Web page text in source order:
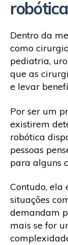
Dentro da
como
pediatria,
que as
e levar
Por ser um
existirem
robótica
pessoas
para alguns
Contudo, ela
situações
demandam
mais se for